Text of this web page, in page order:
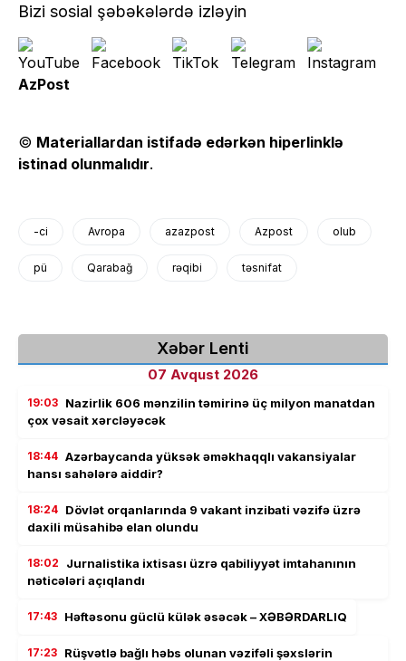
Bizi sosial şəbəkələrdə izləyin
AzPost
© Materiallardan istifadə edərkən hiperlinklə
istinad olunmalıdır.
-ci Avropa azazpost Azpost olub
pü Qarabağ rəqibi təsnifat
Xəbər Lenti
07 Avqust 2026
19:03 Nazirlik 606 mənzilin təmirinə üç milyon manatdan
çox vəsait xərcləyəcək
18:44 Azərbaycanda yüksək əməkhaqqlı vakansiyalar
hansı sahələrə aiddir?
18:24 Dövlət orqanlarında 9 vakant inzibati vəzifə üzrə
daxili müsahibə elan olundu
18:02
Jurnalistika ixtisası üzrə qabiliyyət imtahanının
nəticələri açıqlandı
17:43 Həftəsonu güclü külək əsəcək – XƏBƏRDARLIQ
17:23 Rüşvətlə bağlı həbs olunan vəzifəli şəxslərin